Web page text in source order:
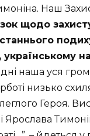
Наш
щодо
українському
наша уся
низько
Героя.
Ярослава